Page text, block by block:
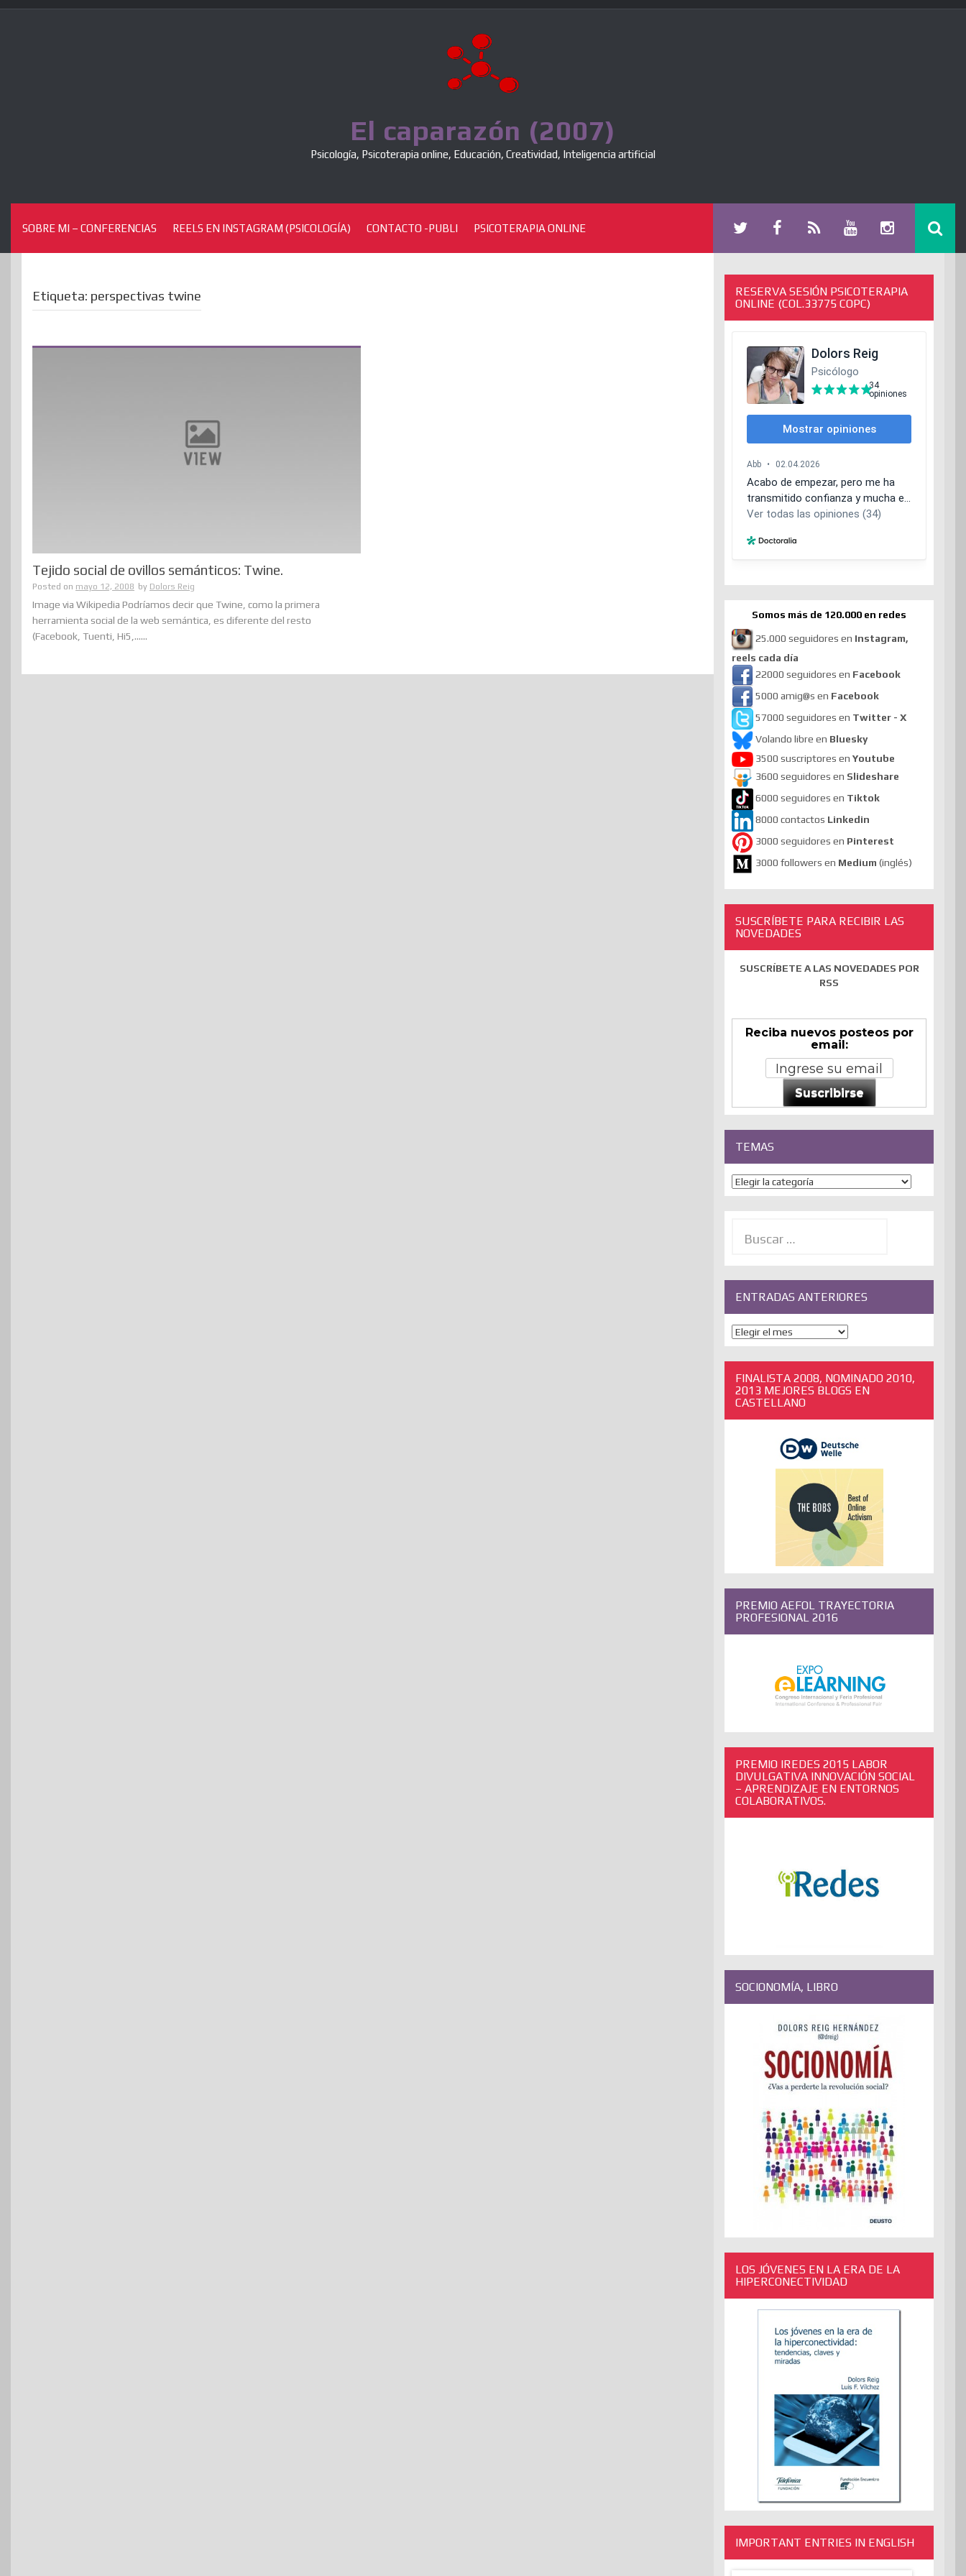
Skip
El caparazón (2007)
Psicología, Psicoterapia online, Educación, Creatividad, Inteligencia artificial
SOBRE MI – CONFERENCIAS REELS EN INSTAGRAM (PSICOLOGÍA) CONTACTO -PUBLI PSICOTERAPIA ONLINE
Etiqueta: perspectivas twine
Tejido social de ovillos semánticos: Twine.
Posted on mayo 12, 2008 by Dolors Reig
Image via Wikipedia Podríamos decir que Twine, como la primera
herramienta social de la web semántica, es diferente del resto
(Facebook, Tuenti, Hi5,......
RESERVA SESIÓN PSICOTERAPIA
ONLINE (COL.33775 COPC)
Somos más de 120.000 en redes
25.000 seguidores en Instagram,
reels cada día
22000 seguidores en Facebook
5000 amig@s en Facebook
57000 seguidores en Twitter - X
Volando libre en Bluesky
3500 suscriptores en Youtube
3600 seguidores en Slideshare
6000 seguidores en Tiktok
8000 contactos Linkedin
3000 seguidores en Pinterest
3000 followers en Medium (inglés)
SUSCRÍBETE PARA RECIBIR LAS
NOVEDADES
SUSCRÍBETE A LAS NOVEDADES POR
RSS
Reciba nuevos posteos por
email:
Suscribirse
TEMAS
Temas
ENTRADAS ANTERIORES
ENTRADAS
ANTERIORES
FINALISTA 2008, NOMINADO 2010,
2013 MEJORES BLOGS EN
CASTELLANO
PREMIO AEFOL TRAYECTORIA
PROFESIONAL 2016
PREMIO IREDES 2015 LABOR
DIVULGATIVA INNOVACIÓN SOCIAL
– APRENDIZAJE EN ENTORNOS
COLABORATIVOS.
SOCIONOMÍA, LIBRO
LOS JÓVENES EN LA ERA DE LA
HIPERCONECTIVIDAD
IMPORTANT ENTRIES IN ENGLISH